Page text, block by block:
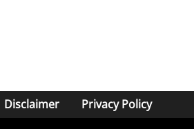
Disclaimer Privacy Policy